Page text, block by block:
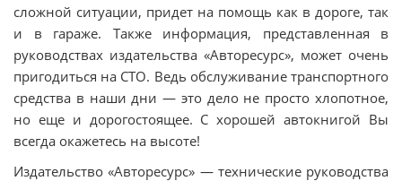
сложной ситуации, придет на помощь как в дороге, так
и в гараже. Также информация, представленная в
руководствах издательства «Авторесурс», может очень
пригодиться на СТО. Ведь обслуживание транспортного
средства в наши дни — это дело не просто хлопотное,
но еще и дорогостоящее. С хорошей автокнигой Вы
всегда окажетесь на высоте!
Издательство «Авторесурс» — технические руководства